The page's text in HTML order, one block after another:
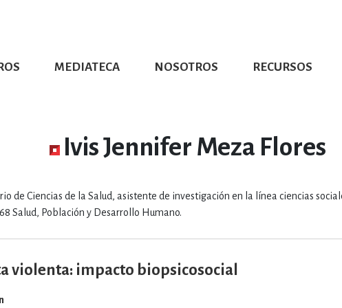
MEDIATECA NOSOTROS RECURSOS
COMPUTACIÓN E
Y MATERIAS
Ivis Jennifer Meza Flores
de Ciencias de la Salud, asistente de investigación en la línea ciencias
Salud, Población y Desarrollo Humano.
violenta: impacto biopsicosocial